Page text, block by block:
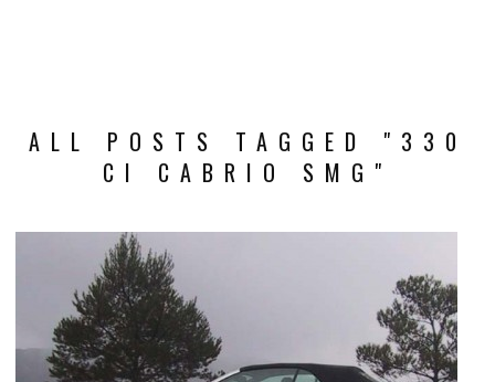
ALL POSTS TAGGED "330
CI CABRIO SMG"